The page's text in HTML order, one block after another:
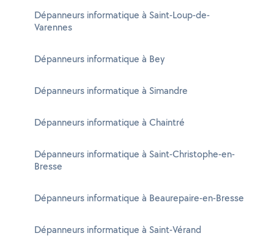
Dépanneurs informatique à Saint-Loup-de-
Varennes
Dépanneurs informatique à Bey
Dépanneurs informatique à Simandre
Dépanneurs informatique à Chaintré
Dépanneurs informatique à Saint-Christophe-en-
Bresse
Dépanneurs informatique à Beaurepaire-en-Bresse
Dépanneurs informatique à Saint-Vérand